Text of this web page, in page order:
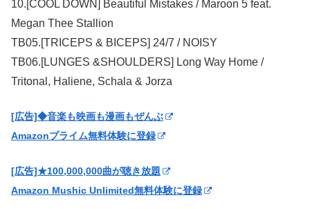
10.[COOL DOWN] Beautiful Mistakes / Maroon 5 feat.
Megan Thee Stallion
TB05.[TRICEPS & BICEPS] 24/7 / NOISY
TB06.[LUNGES &SHOULDERS] Long Way Home /
Tritonal, Haliene, Schala & Jorza
[広告]◆音楽も映画も漫画もぜんぶ
Amazonプライム無料体験に登録
[広告]★100,000,000曲が聴き放題
Amazon Mushic Unlimited無料体験に登録